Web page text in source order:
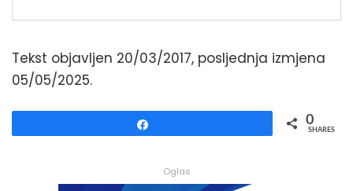
Tekst objavljen 20/03/2017, posljednja izmjena
05/05/2025.
0
SHARES
Oglas